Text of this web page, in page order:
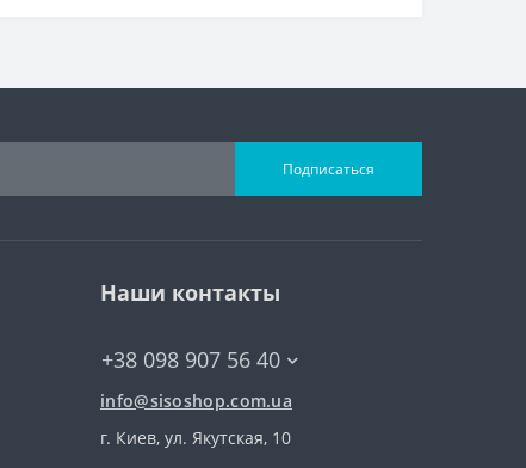
Подписаться
Наши контакты
+38 098 907 56 40
info@sisoshop.com.ua
г. Киев, ул. Якутская, 10